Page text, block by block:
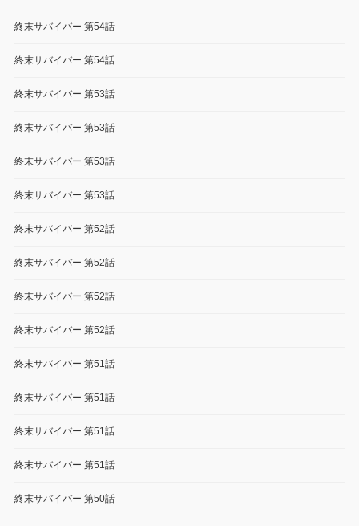
終末サバイバー 第54話
終末サバイバー 第54話
終末サバイバー 第53話
終末サバイバー 第53話
終末サバイバー 第53話
終末サバイバー 第53話
終末サバイバー 第52話
終末サバイバー 第52話
終末サバイバー 第52話
終末サバイバー 第52話
終末サバイバー 第51話
終末サバイバー 第51話
終末サバイバー 第51話
終末サバイバー 第51話
終末サバイバー 第50話